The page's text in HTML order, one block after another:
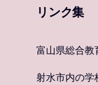
リンク集
富山県総合教
射水市内の学